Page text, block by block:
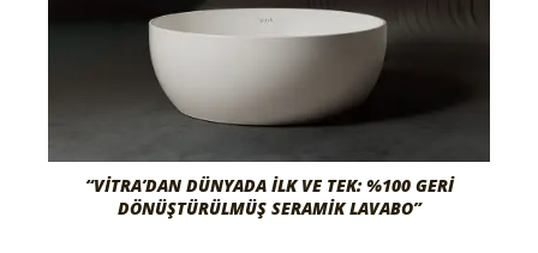
“VITRA’DAN DÜNYADA İLK VE TEK: %100 GERI
DÖNÜŞTÜRÜLMÜŞ SERAMIK LAVABO”